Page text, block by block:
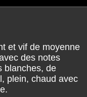
et vif de moyenne
des notes
blanches, de
plein, chaud avec